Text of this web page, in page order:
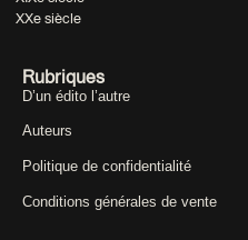
XXe siècle
Rubriques
D’un édito l’autre
Auteurs
Politique de confidentialité
Conditions générales de vente